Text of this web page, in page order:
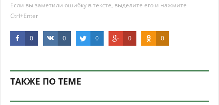
Если вы заметили ошибку в тексте, выделите его и нажмите
Ctrl+Enter
0 0 0 0 0
ТАКЖЕ ПО ТЕМЕ